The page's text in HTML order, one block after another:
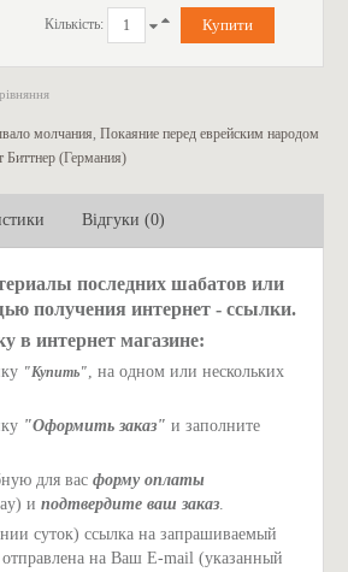
Кількість:
молчания, Покаяние перед еврейским народом
Биттнер (Германия)
Відгуки (0)
последних шабатов или
получения интернет - ссылки.
в интернет магазине:
"Купить", на одном или нескольких
"Оформить заказ" и заполните
для вас форму оплаты
и подтвердите ваш заказ.
суток) ссылка на запрашиваемый
отправлена на Ваш E-mail (указанный